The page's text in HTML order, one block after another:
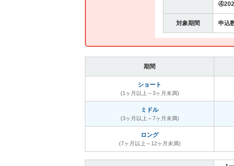
対象期間 申込
期間
ショート
(1ヶ月以上～3ヶ月未満)
ミドル
(3ヶ月以上～7ヶ月未満)
ロング
(7ヶ月以上～12ヶ月未満)